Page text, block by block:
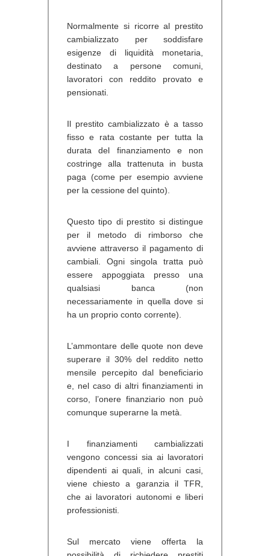
Normalmente si ricorre al prestito
cambializzato per soddisfare
esigenze di liquidità monetaria,
destinato a persone comuni,
lavoratori con reddito provato e
pensionati.
Il prestito cambializzato è a tasso
fisso e rata costante per tutta la
durata del finanziamento e non
costringe alla trattenuta in busta
paga (come per esempio avviene
per la cessione del quinto).
Questo tipo di prestito si distingue
per il metodo di rimborso che
avviene attraverso il pagamento di
cambiali. Ogni singola tratta può
essere appoggiata presso una
qualsiasi banca (non
necessariamente in quella dove si
ha un proprio conto corrente).
L’ammontare delle quote non deve
superare il 30% del reddito netto
mensile percepito dal beneficiario
e, nel caso di altri finanziamenti in
corso, l’onere finanziario non può
comunque superarne la metà.
I finanziamenti cambializzati
vengono concessi sia ai lavoratori
dipendenti ai quali, in alcuni casi,
viene chiesto a garanzia il TFR,
che ai lavoratori autonomi e liberi
professionisti.
Sul mercato viene offerta la